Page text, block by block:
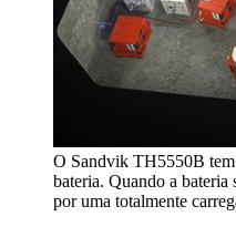
O Sandvik TH5550B
bateria. Quando a bateria
por uma totalmente